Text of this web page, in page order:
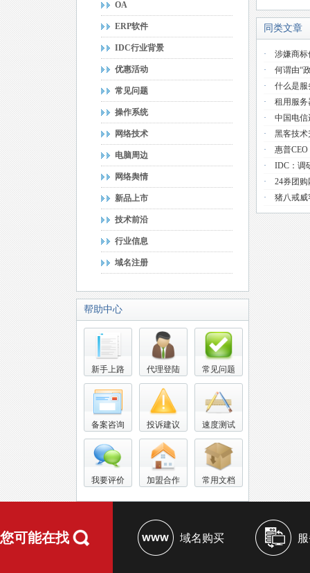
OA
ERP软件
IDC行业背景
优惠活动
常见问题
操作系统
网络技术
电脑周边
网络舆情
新品上市
技术前沿
行业信息
域名注册
帮助中心
新手上路 代理登陆 常见问题
备案咨询 投诉建议 速度测试
我要评价 加盟合作 常用文档
同类文章
· 涉嫌商标
· 何谓由“
· 什么是服
· 租用服务
· 中国电
· 黑客技术
· 惠普
· IDC：调
· 24券团
· 猪八戒威
您可能在找 域名购买